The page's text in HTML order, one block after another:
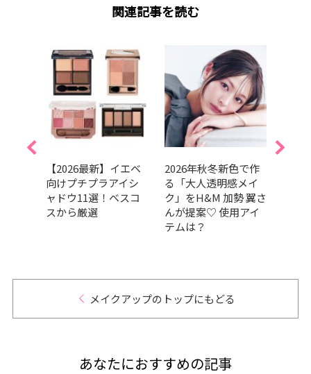
関連記事を読む
【2026最新】イエベ
向けプチプラアイシ
ャドウ11選！ベスコ
スから厳選
2026年秋冬新色で作
る「大人透明感メイ
ク」をH&M 加勢 翼さ
んが提案♡ 使用アイ
テムは？
メイクアップのトップにもどる
あなたにおすすめの記事